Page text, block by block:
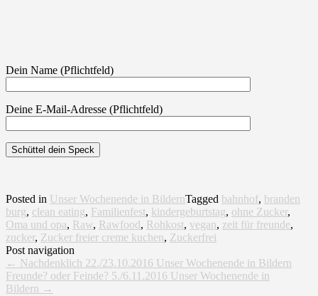
Dein Name (Pflichtfeld)
Deine E-Mail-Adresse (Pflichtfeld)
Posted in Unser Wochenende in BildernTagged bahnhof, branden
burg, clean eating, Familienfest, kindergeburtstag, ohne Zucker,
Oma und opa, Raw, Rawfood, Rohkost, vegan, zeit für freunde,
zucker, Zucker freier creme kuchen, Zuckerfrei
Post navigation
← Nachdenklich 22./23.10.2016 Unser Wochenende in Bildern
Freunde? oder Feinde? 5./6.11.2016 Unser Wochenende in
Bildern →